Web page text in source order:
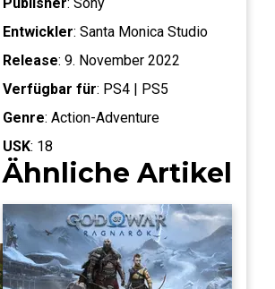
Entwickler: Santa Monica Studio
Release: 9. November 2022
Verfügbar für: PS4 | PS5
Genre: Action-Adventure
USK: 18
Ähnliche Artikel